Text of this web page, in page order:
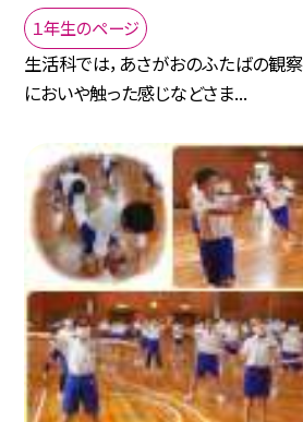
１年生のページ
生活科では，あさがおのふたばの観察
においや触った感じなどさま...